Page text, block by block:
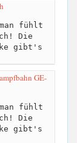
fühlt
Die
gibt's
GE-
fühlt
Die
gibt's